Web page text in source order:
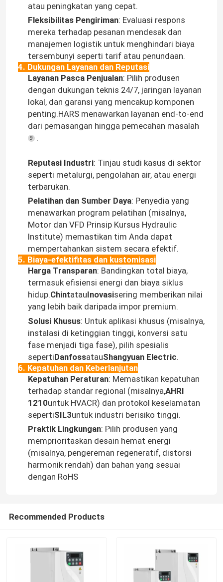
Rumah
Produk
Video
Tentang kami
Tur Pabrik
Kontrol Kualitas
Hubungi Kami
Berita
Minta Kutipan
Penggerak Frekuensi Variabel VFD
atau peningkatan yang cepat.
Fleksibilitas Pengiriman: Evaluasi respons
mereka terhadap pesanan mendesak dan
manajemen logistik untuk menghindari biaya
tersembunyi seperti tarif atau penundaan.
4. Dukungan Layanan dan Reputasi
Layanan Pasca Penjualan: Pilih produsen
dengan dukungan teknis 24/7, jaringan layanan
lokal, dan garansi yang mencakup komponen
penting.HARS menawarkan layanan end-to-end
dari pemasangan hingga pemecahan masalah
9 .
Reputasi Industri: Tinjau studi kasus di sektor
seperti metalurgi, pengolahan air, atau energi
terbarukan.
Pelatihan dan Sumber Daya: Penyedia yang
menawarkan program pelatihan (misalnya,
Motor dan VFD Prinsip Kursus Hydraulic
Institute) memastikan tim Anda dapat
mempertahankan sistem secara efektif.
5. Biaya-efektifitas dan kustomisasi
Harga Transparan: Bandingkan total biaya,
termasuk efisiensi energi dan biaya siklus
hidup.ChintatauInovasisering memberikan nilai
yang lebih baik daripada impor premium.
Solusi Khusus: Untuk aplikasi khusus (misalnya,
instalasi di ketinggian tinggi, konversi satu
fase menjadi tiga fase), pilih spesialis
sepertiDanfossatauShangyuan Electric.
6. Kepatuhan dan Keberlanjutan
Kepatuhan Peraturan: Memastikan kepatuhan
terhadap standar regional (misalnya,AHRI
1210untuk HVACR) dan protokol keselamatan
sepertiSIL3untuk industri berisiko tinggi.
Praktik Lingkungan: Pilih produsen yang
memprioritaskan desain hemat energi
(misalnya, pengereman regeneratif, distorsi
harmonik rendah) dan bahan yang sesuai
dengan RoHS
Recommended Products